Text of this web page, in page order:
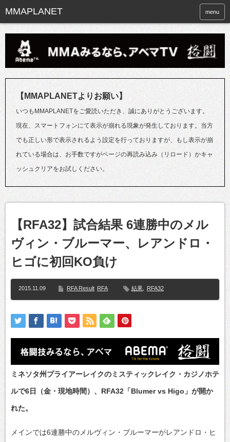
menu
【MMAPLANETよりお願い】
いつもMMAPLANETをご愛読いただき、誠にありがとうございます。
現在、スマートフォンにて表示が崩れる現象が発生しております。当方
でも正しい形で表示されるよう設定を行っておりますが、もし表示が崩
れている場合は、お手数ですがページの再読み込み（リロード）かキャ
ッシュクリアをお試しください。
【RFA32】試合結果 6連勝中のメル
ヴィン・ブルーマー、レアンドロ・
ヒゴに初回KO負け
2015.11.09 RFA Result RFA 結果 RFA32
ミネソタ州プライアーレイクのミスティックレイク・カジノホテ
ルで6日（金・現地時間）、RFA32「Blumer vs Higo」が開か
れた。
メインでは6連勝中のメルヴィン・ブルーマーがレアンドロ・ヒ